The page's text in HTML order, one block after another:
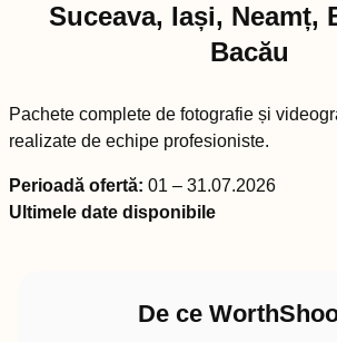
Suceava, Iași, Neamț,
Bacău
Pachete complete de fotografie și
realizate de echipe profesioniste.
Perioadă ofertă: 01 – 31.07.2026
Ultimele date disponibile
De ce